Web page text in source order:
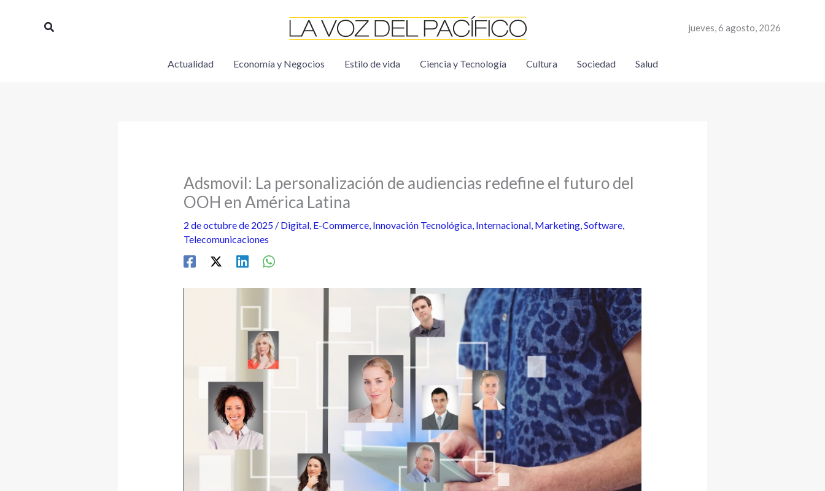
Buscar jueves, 6 agosto, 2026
Actualidad Economía y Negocios Estilo de vida Ciencia y Tecnología Cultura Sociedad Salud
Adsmovil: La personalización de audiencias redefine el futuro del
OOH en América Latina
2 de octubre de 2025 / Digital, E-Commerce, Innovación Tecnológica, Internacional, Marketing,Software,
Telecomunicaciones